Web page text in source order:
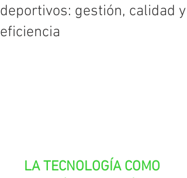
deportivos: gestión, calidad y
eficiencia
LA TECNOLOGÍA COMO